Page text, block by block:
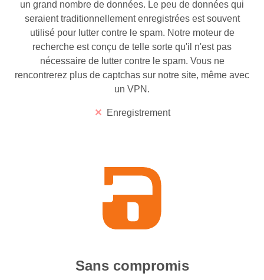
un grand nombre de données. Le peu de données qui
seraient traditionnellement enregistrées est souvent
utilisé pour lutter contre le spam. Notre moteur de
recherche est conçu de telle sorte qu'il n'est pas
nécessaire de lutter contre le spam. Vous ne
rencontrerez plus de captchas sur notre site, même avec
un VPN.
Enregistrement
Sans compromis